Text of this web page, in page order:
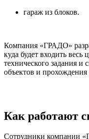
гараж из блоков.
Компания «ГРАДО»
куда будет входить весь
технического задания
объектов и прохождения
Как работают
Сотрудники компании